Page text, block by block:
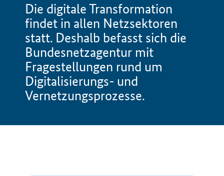
Die digitale Transformation
findet in allen Netzsektoren
statt. Deshalb befasst sich die
Bundesnetzagentur mit
Fragestellungen rund um
Digitalisierungs- und
Vernetzungsprozesse.